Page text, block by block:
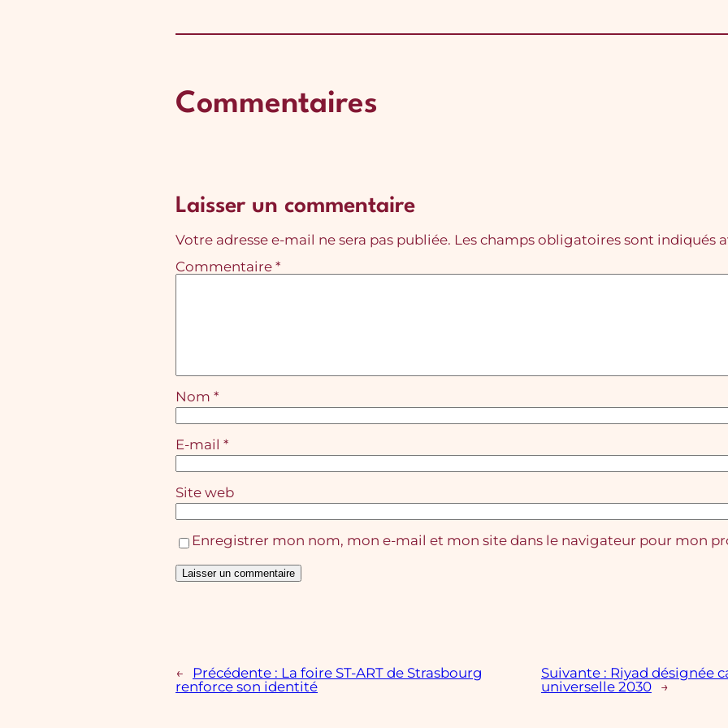
Commentaires
Laisser un commentaire
Votre adresse e-mail ne sera pas publiée. Les champs obligatoires sont indiqués
Commentaire *
Nom *
E-mail *
Site web
Enregistrer mon nom, mon e-mail et mon site dans le navigateur pour mon
← Précédente : La foire ST-ART de Strasbourg
renforce son identité
Suivante : Riyad désignée
universelle 2030
→